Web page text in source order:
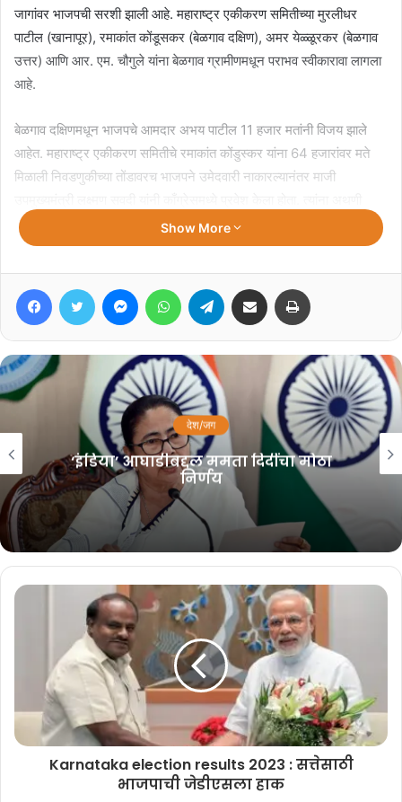
जागांवर भाजपची सरशी झाली आहे. महाराष्ट्र एकीकरण समितीच्या मुरलीधर
पाटील (खानापूर), रमाकांत कोंडूसकर (बेळगाव दक्षिण), अमर येळ्ळूरकर (बेळगाव
उत्तर) आणि आर. एम. चौगुले यांना बेळगाव ग्रामीणमधून पराभव स्वीकारावा लागला
आहे.
बेळगाव दक्षिणमधून भाजपचे आमदार अभय पाटील 11 हजार मतांनी विजय झाले
आहेत. महाराष्ट्र एकीकरण समितीचे रमाकांत कोंडुस्कर यांना 64 हजारांवर मते
मिळाली निवडणुकीच्या तोंडावरच भाजपने उमेदवारी नाकारल्यानंतर माजी
मतदारसंघामधूनच काँग्रेसकडून उमेदवारी देण्यात आली होती. त्यांनी विजय
मिळवला.
Related Articles
अर्ज मागे घेतला
August 7, 2026
‘आंदोलन म्हणजे लाठीमार नाही’;
विद्यार्थ्यांवरील पोलिस कारवाईवर सर्वोच्च
न्यायालयाची टिप्पणी
July 27, 2026
चिकोडीमधून काँग्रेसचे गणेश हुक्केरी यांनी विजय मिळवला. कुडचीमधून महेश
तमन्नावार विजयी झाले आहेत. बेळगाव ग्रामीणच्या आमदार लक्ष्मी हेब्बाळकर यांनी
विजय मिळवला. यमकनमर्डीमध्ये सतीश जारकीहोळी विजयी झाले.
बेळगाव जिल्हा निकाल
1) दक्षिण – अभय पाटील – BJP
2) खानापूर – विठ्ठल हलगेकर BJP
Show More
FacebookTwitter MessengerWhatsAppTelegram Share via Email
देश/जग
‘इंडिया’ आघाडीबद्दल ममता दिदींचा मोठा
निर्णय
Karnataka election results 2023 : सत्तेसाठी
भाजपाची जेडीएसला हाक